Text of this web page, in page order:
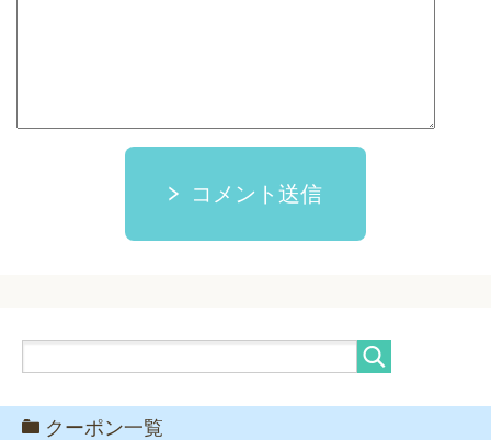
コメント送信
クーポン一覧